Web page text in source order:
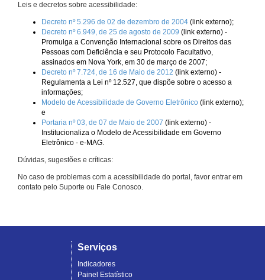
Leis e decretos sobre acessibilidade:
Decreto nº 5.296 de 02 de dezembro de 2004 (link externo);
Decreto nº 6.949, de 25 de agosto de 2009 (link externo) -
Promulga a Convenção Internacional sobre os Direitos das
Pessoas com Deficiência e seu Protocolo Facultativo,
assinados em Nova York, em 30 de março de 2007;
Decreto nº 7.724, de 16 de Maio de 2012 (link externo) -
Regulamenta a Lei nº 12.527, que dispõe sobre o acesso a
informações;
Modelo de Acessibilidade de Governo Eletrônico (link externo);
e
Portaria nº 03, de 07 de Maio de 2007 (link externo) -
Institucionaliza o Modelo de Acessibilidade em Governo
Eletrônico - e-MAG.
Dúvidas, sugestões e críticas:
No caso de problemas com a acessibilidade do portal, favor entrar em
contato pelo Suporte ou Fale Conosco.
Serviços
Indicadores
Painel Estatístico